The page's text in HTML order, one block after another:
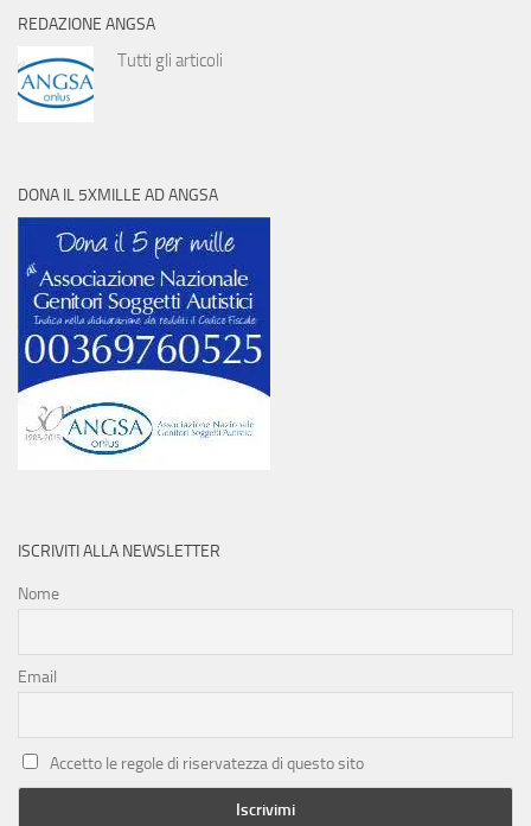
REDAZIONE ANGSA
Tutti gli articoli
DONA IL 5XMILLE AD ANGSA
ISCRIVITI ALLA NEWSLETTER
Nome
Email
Accetto le regole di riservatezza di questo sito